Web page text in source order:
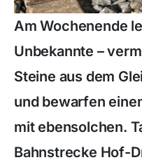
Am Wochenende
Unbekannte –
Steine aus dem
und bewarfen
mit ebensolchen.
Bahnstrecke Hof-